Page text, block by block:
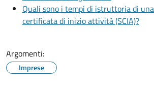
Quali sono i tempi di istruttoria di
certificata di inizio attività (SCIA)?
Argomenti:
Imprese